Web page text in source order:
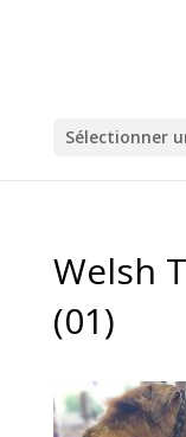
Sélectionner
Welsh
(01)